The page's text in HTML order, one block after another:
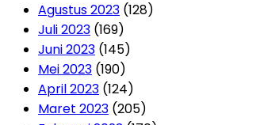
Agustus 2023 (128)
Juli 2023 (169)
Juni 2023 (145)
Mei 2023 (190)
April 2023 (124)
Maret 2023 (205)